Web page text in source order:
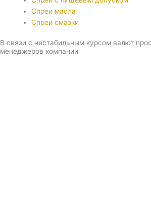
Спреи масла
Спреи смазки
В связи с нестабильным курсом валют
менеджеров компании